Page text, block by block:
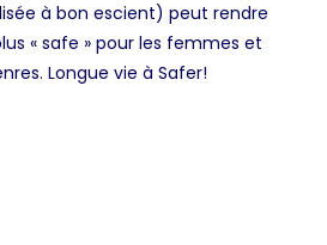
à bon escient) peut rendre
« safe » pour les femmes et
Longue vie à Safer!